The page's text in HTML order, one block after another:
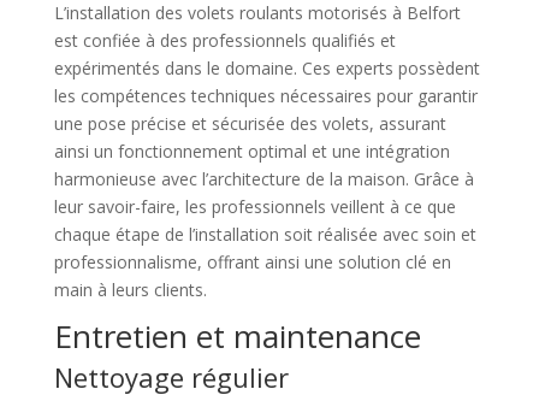
L’installation des volets roulants motorisés à Belfort
est confiée à des professionnels qualifiés et
expérimentés dans le domaine. Ces experts possèdent
les compétences techniques nécessaires pour garantir
une pose précise et sécurisée des volets, assurant
ainsi un fonctionnement optimal et une intégration
harmonieuse avec l’architecture de la maison. Grâce à
leur savoir-faire, les professionnels veillent à ce que
chaque étape de l’installation soit réalisée avec soin et
professionnalisme, offrant ainsi une solution clé en
main à leurs clients.
Entretien et maintenance
Nettoyage régulier